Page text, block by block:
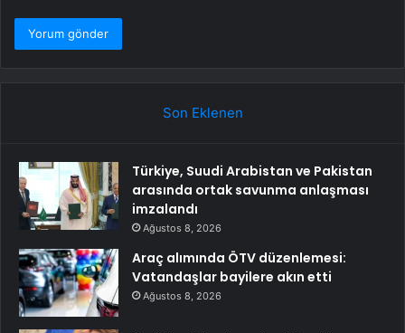
Son Eklenen
Türkiye, Suudi Arabistan ve Pakistan
arasında ortak savunma anlaşması
imzalandı
Ağustos 8, 2026
Araç alımında ÖTV düzenlemesi:
Vatandaşlar bayilere akın etti
Ağustos 8, 2026